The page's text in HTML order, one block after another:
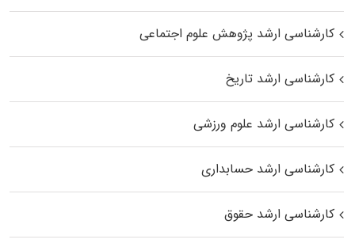
کارشناسی ارشد پژوهش علوم اجتماعی
کارشناسی ارشد تاریخ
کارشناسی ارشد علوم ورزشی
کارشناسی ارشد حسابداری
کارشناسی ارشد حقوق